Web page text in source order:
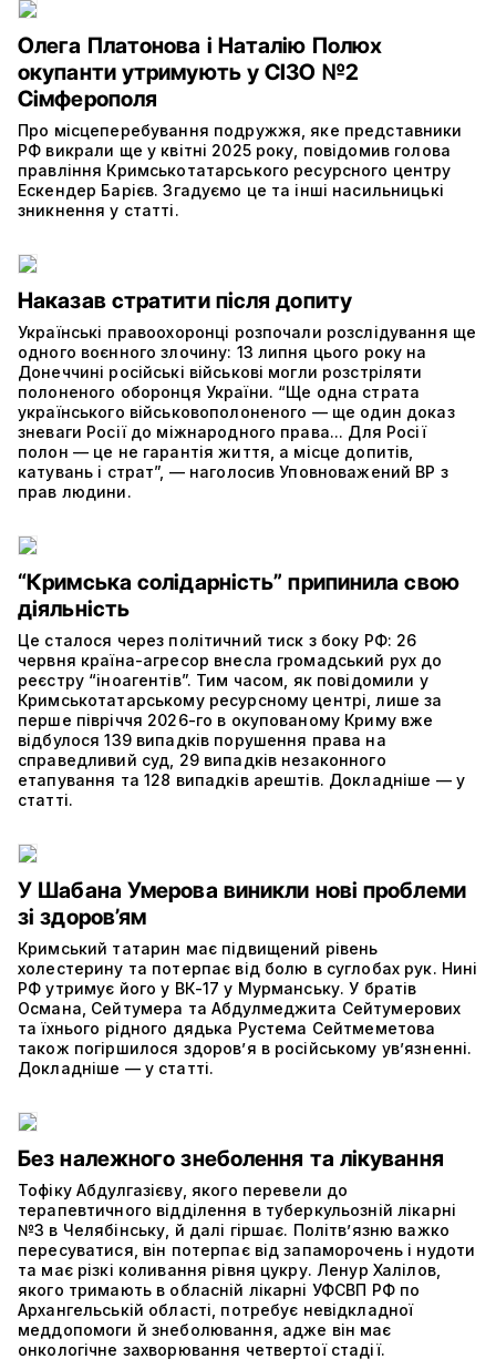
Олега Платонова і Наталію Полюх
окупанти утримують у СІЗО №2
Сімферополя
Про місцеперебування подружжя, яке представники
РФ викрали ще у квітні 2025 року, повідомив голова
правління Кримськотатарського ресурсного центру
Ескендер Барієв. Згадуємо це та інші насильницькі
зникнення у статті.
Наказав стратити після допиту
Українські правоохоронці розпочали розслідування ще
одного воєнного злочину: 13 липня цього року на
Донеччині російські військові могли розстріляти
полоненого оборонця України. “Ще одна страта
українського військовополоненого — ще один доказ
зневаги Росії до міжнародного права... Для Росії
полон — це не гарантія життя, а місце допитів,
катувань і страт”, — наголосив Уповноважений ВР з
прав людини.
“Кримська солідарність” припинила свою
діяльність
Це сталося через політичний тиск з боку РФ: 26
червня країна-агресор внесла громадський рух до
реєстру “іноагентів”. Тим часом, як повідомили у
Кримськотатарському ресурсному центрі, лише за
перше півріччя 2026-го в окупованому Криму вже
відбулося 139 випадків порушення права на
справедливий суд, 29 випадків незаконного
етапування та 128 випадків арештів. Докладніше — у
статті.
У Шабана Умерова виникли нові проблеми
зі здоров’ям
Кримський татарин має підвищений рівень
холестерину та потерпає від болю в суглобах рук. Нині
РФ утримує його у ВК-17 у Мурманську. У братів
Османа, Сейтумера та Абдулмеджита Сейтумерових
та їхнього рідного дядька Рустема Сейтмеметова
також погіршилося здоров’я в російському ув’язненні.
Докладніше — у статті.
Без належного знеболення та лікування
Тофіку Абдулгазієву, якого перевели до
терапевтичного відділення в туберкульозній лікарні
№3 в Челябінську, й далі гіршає. Політвʼязню важко
пересуватися, він потерпає від запаморочень і нудоти
та має різкі коливання рівня цукру. Ленур Халілов,
якого тримають в обласній лікарні УФСВП РФ по
Архангельській області, потребує невідкладної
меддопомоги й знеболювання, адже він має
онкологічне захворювання четвертої стадії.